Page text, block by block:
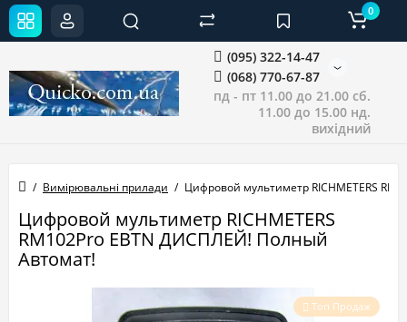
(095) 322-14-47
(068) 770-67-87
пд - пт 11.00 до 21.00 сб.
11.00 до 15.00 нд.
вихідний
0
Вимірювальні прилади Цифровой мультиметр RICHMETERS
Цифровой мультиметр RICHMETERS
RM102Pro EBTN ДИСПЛЕЙ! Полный
Автомат!
Топ Продаж